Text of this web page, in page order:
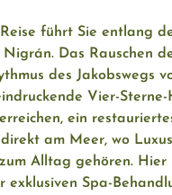
führt Sie entlang
Das Rauschen
des Jakobswegs
Vier-
ein
am Meer, wo
Alltag gehören. Hier
exklusiven Spa-